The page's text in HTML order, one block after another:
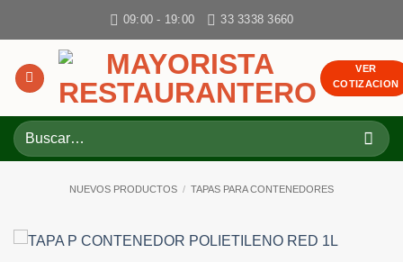
09:00 - 19:00 33 3338 3660
VER
COTIZACION
Buscar
por:
NUEVOS PRODUCTOS / TAPAS PARA CONTENEDORES